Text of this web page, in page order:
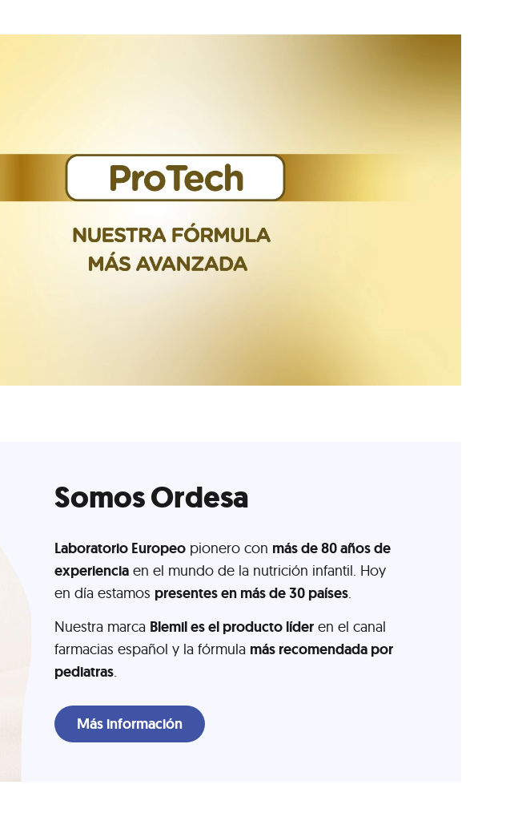
Somos Ordesa
Laboratorio Europeo pionero con más de 80 años de
experiencia en el mundo de la nutrición infantil. Hoy
en día estamos presentes en más de 30 países.
Nuestra marca Blemil es el producto líder en el canal
farmacias español y la fórmula más recomendada por
pediatras.
Más información